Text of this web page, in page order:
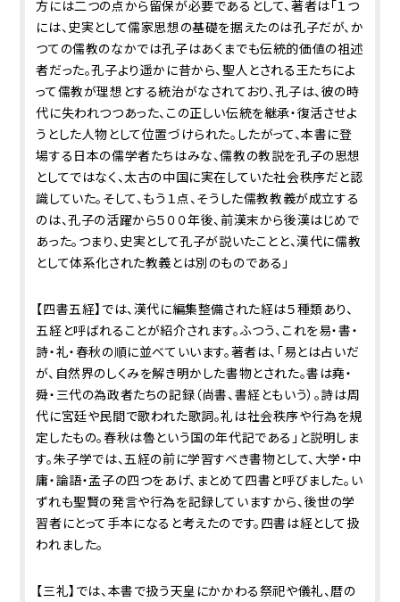
方には二つの点から留保が必要であるとして、著者は「１つ
には、史実として儒家思想の基礎を据えたのは孔子だが、か
つての儒教のなかでは孔子はあくまでも伝統的価値の祖述
者だった。孔子より遥かに昔から、聖人とされる王たちによ
って儒教が理想とする統治がなされており、孔子は、彼の時
代に失われつつあった、この正しい伝統を継承・復活させよ
うとした人物として位置づけられた。したがって、本書に登
場する日本の儒学者たちはみな、儒教の教説を孔子の思想
としてではなく、太古の中国に実在していた社会秩序だと認
識していた。そして、もう１点、そうした儒教教義が成立する
のは、孔子の活躍から５００年後、前漢末から後漢はじめで
あった。つまり、史実として孔子が説いたことと、漢代に儒教
として体系化された教義とは別のものである」
【四書五経】では、漢代に編集整備された経は５種類あり、
五経と呼ばれることが紹介されます。ふつう、これを易・書・
詩・礼・春秋の順に並べていいます。著者は、「易とは占いだ
が、自然界のしくみを解き明かした書物とされた。書は堯・
舜・三代の為政者たちの記録（尚書、書経ともいう）。詩は周
代に宮廷や民間で歌われた歌詞。礼は社会秩序や行為を規
定したもの。春秋は魯という国の年代記である」と説明しま
す。朱子学では、五経の前に学習すべき書物として、大学・中
庸・論語・孟子の四つをあげ、まとめて四書と呼びました。い
ずれも聖賢の発言や行為を記録していますから、後世の学
習者にとって手本になると考えたのです。四書は経として扱
われました。
【三礼】では、本書で扱う天皇にかかわる祭祀や儀礼、暦の